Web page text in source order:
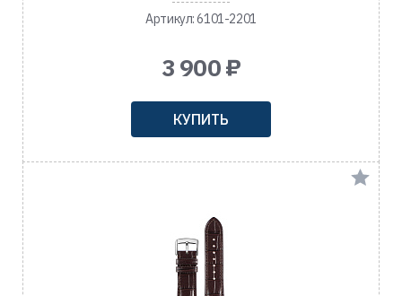
Артикул: 6101-2201
3 900 ₽
КУПИТЬ